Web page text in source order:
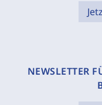
NEWSLETTER